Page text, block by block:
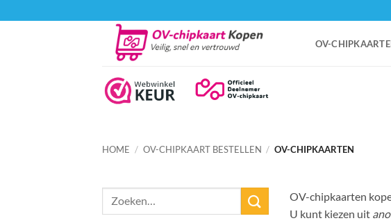
naar
OV-
HOME / OV-CHIPKAART BESTELLEN / OV-CHIPKAARTEN
Zoeken
OV-chipkaarten
U kunt kiezen uit